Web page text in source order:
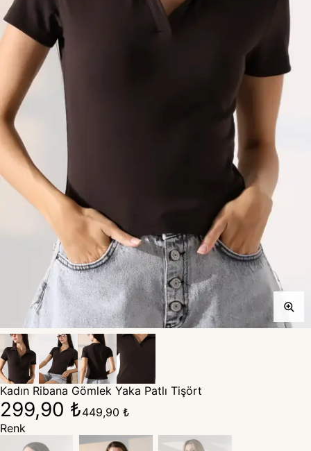
Kadın Ribana Gömlek Yaka Patlı Tişört
299,90 ₺449,90 ₺
Renk